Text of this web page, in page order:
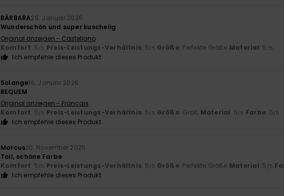
BÁRBARA26. Januar 2026
Wunderschön und super kuschelig
Original anzeigen - Castellano
Komfort: 5/5 Preis-Leistungs-Verhältnis: 5/5 Größe: Perfekte Größe Material: 5 /5
Ich empfehle dieses Produkt
Solange16. Januar 2026
BEQUEM
Original anzeigen - Français
Komfort: 5/5 Preis-Leistungs-Verhältnis: 5/5 Größe: Groß Material: 5/5 Farbe: 5/5
Ich empfehle dieses Produkt
Marcus20. November 2025
Toll, schöne Farbe
Komfort: 5/5 Preis-Leistungs-Verhältnis: 5/5 Größe: Perfekte Größe Material: 5 /5
Ich empfehle dieses Produkt